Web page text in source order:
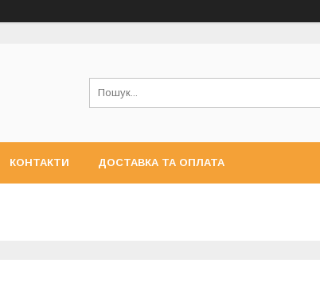
КОНТАКТИ ДОСТАВКА ТА ОПЛАТА